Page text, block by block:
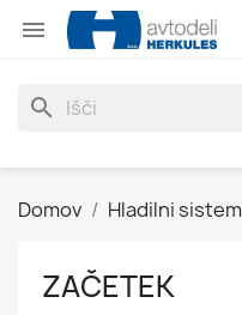

search
Domov Hladilni sistem
ZAČETEK